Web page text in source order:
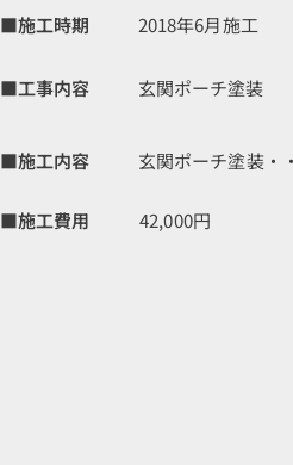
■施工時期
2018年6月施工
■工事内容 玄関ポーチ塗装
■施工内容 玄関ポーチ塗装・
■施工費用 42,000円